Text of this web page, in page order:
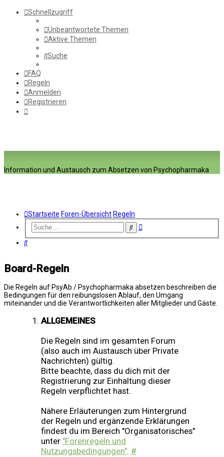
Schnellzugriff
Unbeantwortete Themen
Aktive Themen
Suche
FAQ
Regeln
Anmelden
Registrieren
Information und Austausch zum Absetzen von Psychopharmaka
Startseite Foren-Übersicht Regeln
SucheErweiterte
Suche
Board-Regeln
Die Regeln auf PsyAb / Psychopharmaka absetzen beschreiben die
Bedingungen für den reibungslosen Ablauf, den Umgang
miteinander und die Verantwortlichkeiten aller Mitglieder und Gäste.
ALLGEMEINES
Die Regeln sind im gesamten Forum
(also auch im Austausch über Private
Nachrichten) gültig.
Bitte beachte, dass du dich mit der
Registrierung zur Einhaltung dieser
Regeln verpflichtet hast.
Nähere Erläuterungen zum Hintergrund
der Regeln und ergänzende Erklärungen
findest du im Bereich "Organisatorisches"
unter "Forenregeln und
Nutzungsbedingungen". #